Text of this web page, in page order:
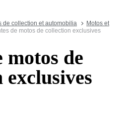
de collection et automobilia
Motos et
de motos de collection exclusives
motos de